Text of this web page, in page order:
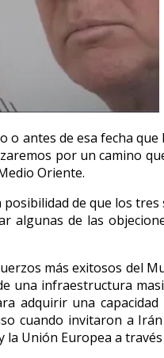
o antes de esa fecha
por un camino
Oriente.
de que los
algunas de las
más exitosos del
una infraestructura
adquirir una
cuando invitaron a
la Unión Europea a través